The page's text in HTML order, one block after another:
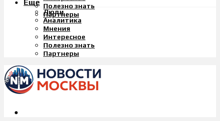
Полезно знать
Партнеры
Еще
Люди
Аналитика
Мнения
Интересное
Полезно знать
Партнеры